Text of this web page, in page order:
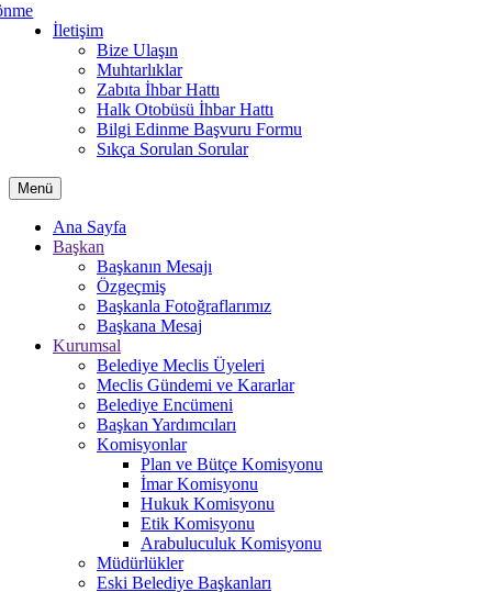
İletişim
Bize Ulaşın
Muhtarlıklar
Zabıta İhbar Hattı
Halk Otobüsü İhbar Hattı
Bilgi Edinme Başvuru Formu
Sıkça Sorulan Sorular
Menü
Ana Sayfa
Başkan
Başkanın Mesajı
Özgeçmiş
Başkanla Fotoğraflarımız
Başkana Mesaj
Kurumsal
Belediye Meclis Üyeleri
Meclis Gündemi ve Kararlar
Belediye Encümeni
Başkan Yardımcıları
Komisyonlar
Plan ve Bütçe Komisyonu
İmar Komisyonu
Hukuk Komisyonu
Etik Komisyonu
Arabuluculuk Komisyonu
Müdürlükler
Eski Belediye Başkanları